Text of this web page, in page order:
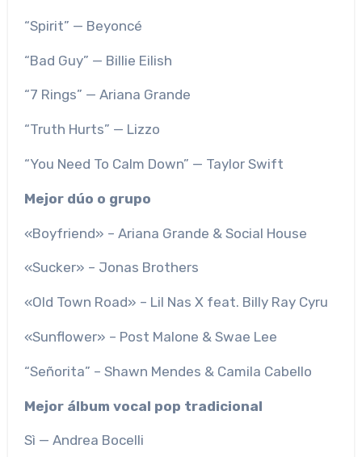
“Spirit” — Beyoncé
“Bad Guy” — Billie Eilish
“7 Rings” — Ariana Grande
“Truth Hurts” — Lizzo
“You Need To Calm Down” — Taylor Swift
Mejor dúo o grupo
«Boyfriend» – Ariana Grande & Social House
«Sucker» – Jonas Brothers
«Old Town Road» – Lil Nas X feat. Billy Ray Cyru
«Sunflower» – Post Malone & Swae Lee
“Señorita” – Shawn Mendes & Camila Cabello
Mejor álbum vocal pop tradicional
Sì — Andrea Bocelli